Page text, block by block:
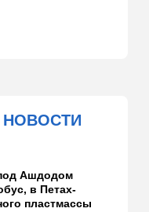
Ашдодом
в Петах-
пластмассы